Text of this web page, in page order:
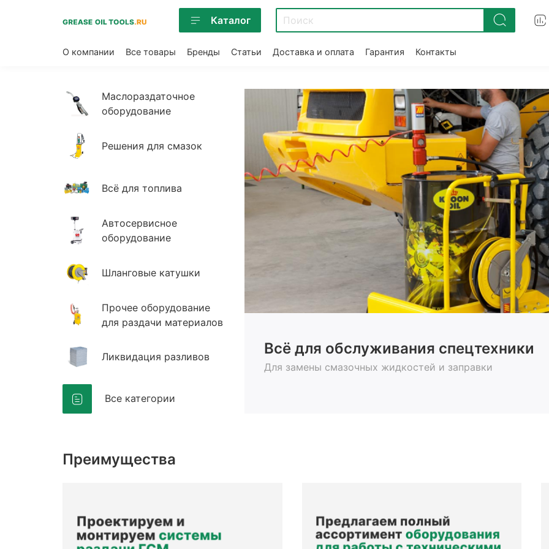
Каталог
О компании Все товары Бренды Статьи Доставка и оплата Гарантия Контакты
Всё для обслуживания спецтехники
Для замены смазочных жидкостей и заправки
Маслораздаточное
оборудование
Решения для смазок
Всё для топлива
Автосервисное
оборудование
Шланговые катушки
Прочее оборудование
для раздачи материалов
Ликвидация разливов
Все категории
Преимущества